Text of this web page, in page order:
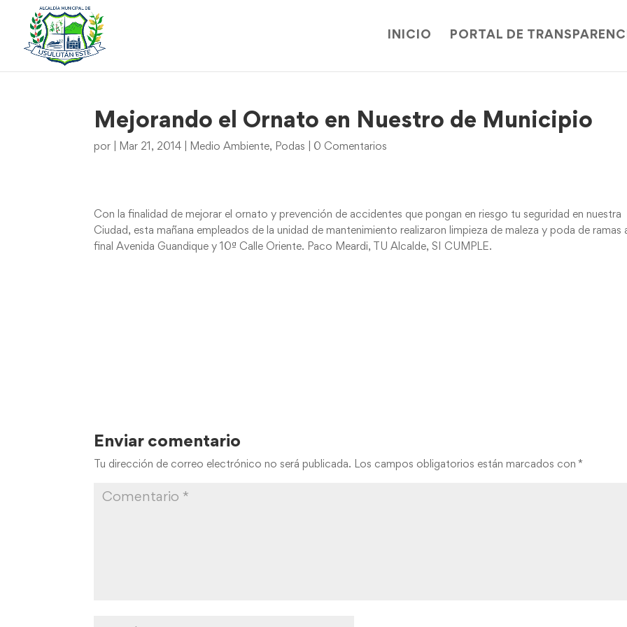
INICIO PORTAL DE
Mejorando el Ornato en Nuestro de Municipio
por Mar 21, 2014 Medio Ambiente, Podas 0 Comentarios
Con la finalidad de mejorar el ornato y prevención de accidentes que pongan en riesgo tu seguridad en nuestra
Ciudad, esta mañana empleados de la unidad de mantenimiento realizaron limpieza de maleza y poda de ramas
final Avenida Guandique y 10ª Calle Oriente. Paco Meardi, TU Alcalde, SI CUMPLE.
Enviar comentario
Tu dirección de correo electrónico no será publicada. Los campos obligatorios están marcados con *